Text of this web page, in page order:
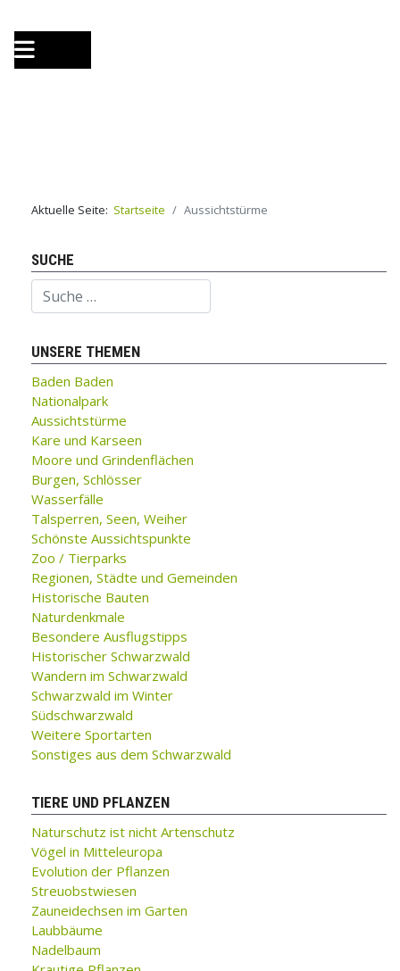
Aktuelle Seite: Startseite Aussichtstürme
SUCHE
Suchen
UNSERE THEMEN
Baden Baden
Nationalpark
Aussichtstürme
Kare und Karseen
Moore und Grindenflächen
Burgen, Schlösser
Wasserfälle
Talsperren, Seen, Weiher
Schönste Aussichtspunkte
Zoo / Tierparks
Regionen, Städte und Gemeinden
Historische Bauten
Naturdenkmale
Besondere Ausflugstipps
Historischer Schwarzwald
Wandern im Schwarzwald
Schwarzwald im Winter
Südschwarzwald
Weitere Sportarten
Sonstiges aus dem Schwarzwald
TIERE UND PFLANZEN
Naturschutz ist nicht Artenschutz
Vögel in Mitteleuropa
Evolution der Pflanzen
Streuobstwiesen
Zauneidechsen im Garten
Laubbäume
Nadelbaum